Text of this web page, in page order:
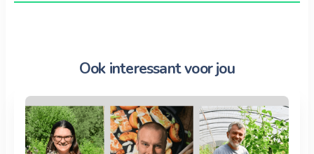
Ook interessant voor jou